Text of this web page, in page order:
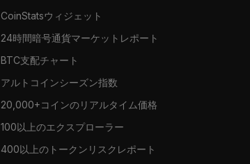
CoinStatsウィジェット
24時間暗号通貨マーケットレポート
BTC支配チャート
アルトコインシーズン指数
20,000+コインのリアルタイム価格
100以上のエクスプローラー
400以上のトークンリスクレポート